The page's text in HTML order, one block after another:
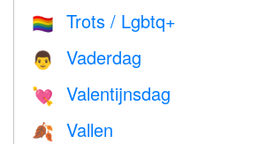
🏳️‍🌈 Trots / Lgbtq+
👨 Vaderdag
💘 Valentijnsdag
🍂 Vallen